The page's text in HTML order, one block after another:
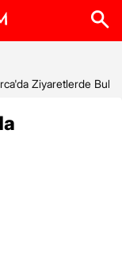
Ziyaretlerde